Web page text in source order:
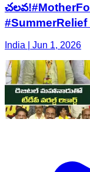
India | Jun 1, 2026